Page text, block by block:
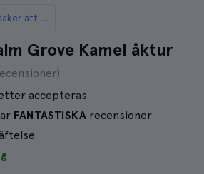
6 bästa saker att göra i Marrakechs palmlund
Grove Kamel åktur
accepteras
FANTASTISKA recensioner